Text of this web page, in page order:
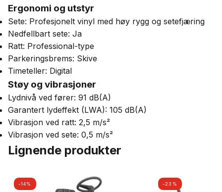
Ergonomi og utstyr
Sete: Profesjonelt vinyl med høy rygg og setefjæring
Nedfellbart sete: Ja
Ratt: Professional-type
Parkeringsbrems: Skive
Timeteller: Digital
Støy og vibrasjoner
Lydnivå ved fører: 91 dB(A)
Garantert lydeffekt (LWA): 105 dB(A)
Vibrasjon ved ratt: 2,5 m/s²
Vibrasjon ved sete: 0,5 m/s²
Lignende produkter
-14% -23%